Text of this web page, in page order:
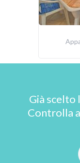
Già scelto
Controlla